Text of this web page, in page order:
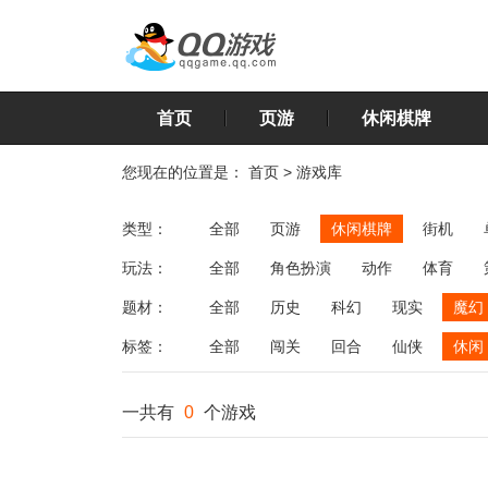
首页 页游 休闲棋牌
您现在的位置是： 首页 > 游戏库
类型： 全部 页游 休闲棋牌 街机
玩法： 全部 角色扮演 动作 体育
飞行
恋爱 第三人称射击 棋类
题材： 全部 历史 科幻 现实 魔幻
标签： 全部 闯关 回合 仙侠 休闲
一共有 0 个游戏